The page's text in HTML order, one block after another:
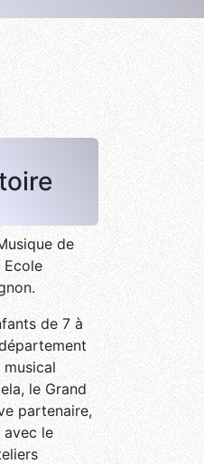
de
Ecole
de 7 à
musical
le Grand
partenaire,
avec le